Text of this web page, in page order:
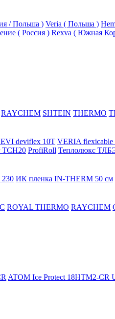
/ Польша ) Veria ( Польша )
( Россия ) Rexva ( Южная
RAYCHEM SHTEIN THERMO
deviflex 10T VERIA flexicable
TCH20 ProfiRoll Теплолюкс
ИК пленка IN-THERM 50 см
ROYAL THERMO RAYCHEM
ATOM Ice Protect 18HTM2-CR